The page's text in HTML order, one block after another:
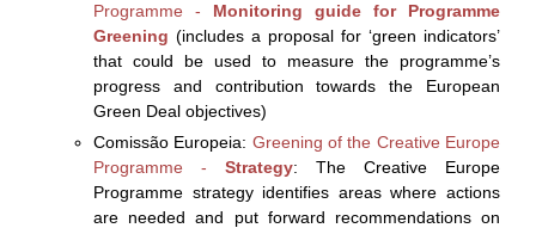
Programme - Monitoring guide for Programme
Greening (includes a proposal for ‘green indicators’
that could be used to measure the programme’s
progress and contribution towards the European
Green Deal objectives)
Comissão Europeia: Greening of the Creative Europe
Programme - Strategy: The Creative Europe
Programme strategy identifies areas where actions
are needed and put forward recommendations on